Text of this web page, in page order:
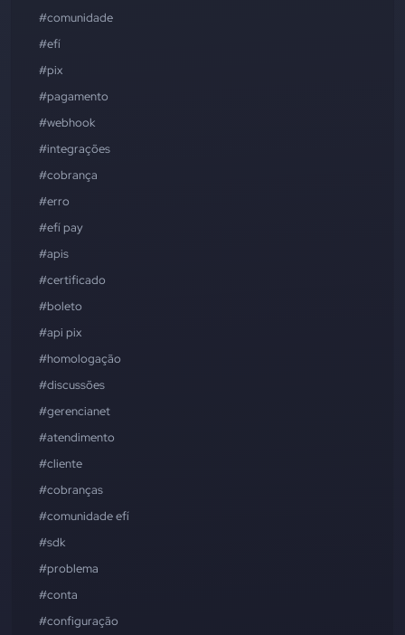
#comunidade
#efí
#pix
#pagamento
#webhook
#integrações
#cobrança
#erro
#efí pay
#apis
#certificado
#boleto
#api pix
#homologação
#discussões
#gerencianet
#atendimento
#cliente
#cobranças
#comunidade efí
#sdk
#problema
#conta
#configuração